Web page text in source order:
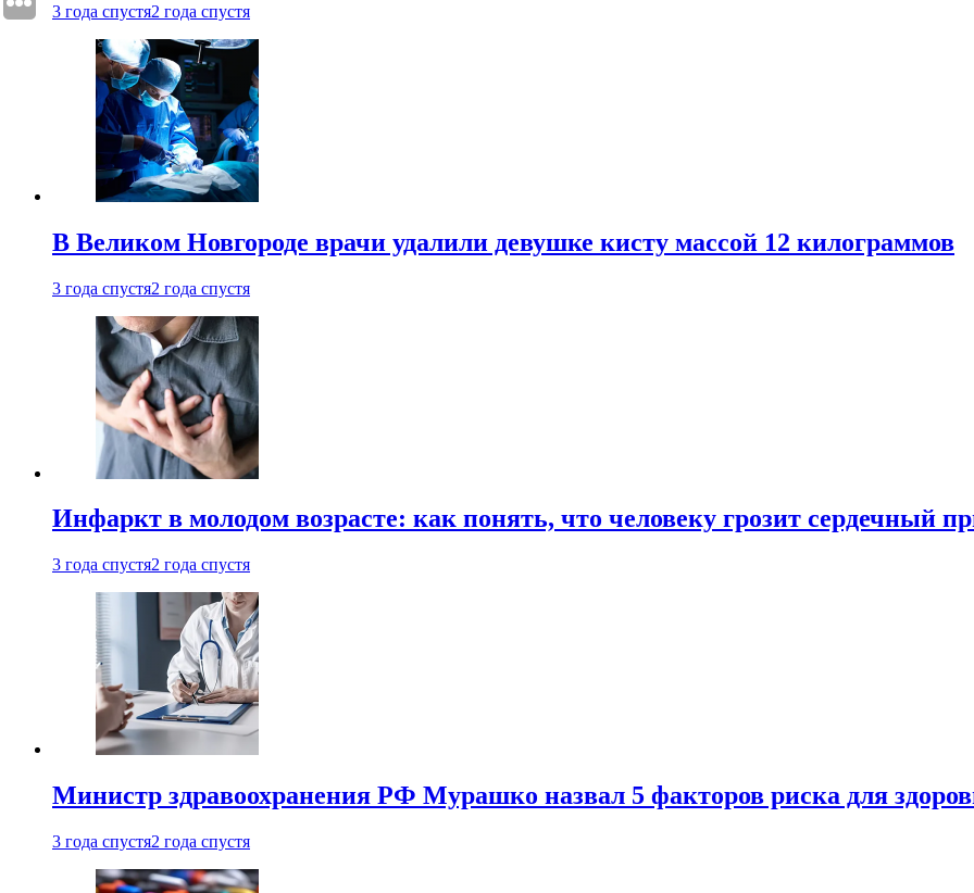
3 года спустя2 года спустя
В Великом Новгороде врачи удалили девушке кисту массой 12 килограммов
3 года спустя2 года спустя
Инфаркт в молодом возрасте: как понять, что человеку грозит сердечный
3 года спустя2 года спустя
Министр здравоохранения РФ Мурашко назвал 5 факторов риска для
3 года спустя2 года спустя